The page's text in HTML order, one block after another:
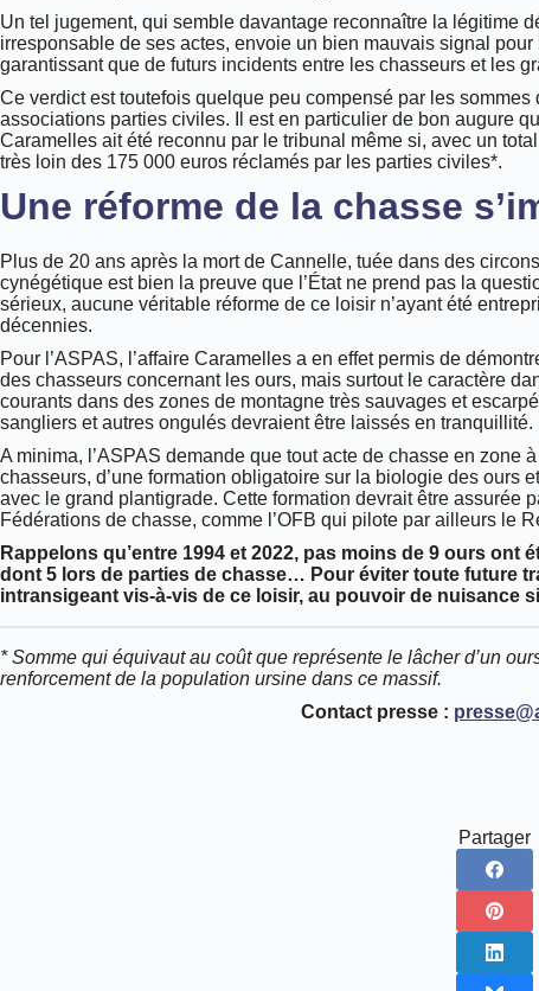
Un tel jugement, qui semble davantage reconnaître la légitime
irresponsable de ses actes, envoie un bien mauvais signal
garantissant que de futurs incidents entre les chasseurs et les
Ce verdict est toutefois quelque peu compensé par les
associations parties civiles. Il est en particulier de bon augure
Caramelles ait été reconnu par le tribunal même si, avec un
très loin des 175 000 euros réclamés par les parties civiles*.
Une réforme de la chasse
Plus de 20 ans après la mort de Cannelle, tuée dans des
cynégétique est bien la preuve que l’État ne prend pas la
sérieux, aucune véritable réforme de ce loisir n’ayant été
décennies.
Pour l’ASPAS, l’affaire Caramelles a en effet permis de
des chasseurs concernant les ours, mais surtout le caractère
courants dans des zones de montagne très sauvages et
sangliers et autres ongulés devraient être laissés en tranquillité.
A minima, l’ASPAS demande que tout acte de chasse en zone
chasseurs, d’une formation obligatoire sur la biologie des ours
avec le grand plantigrade. Cette formation devrait être assurée
Fédérations de chasse, comme l’OFB qui pilote par ailleurs le
Rappelons qu’entre 1994 et 2022, pas moins de 9 ours ont
dont 5 lors de parties de chasse… Pour éviter toute future
intransigeant vis-à-vis de ce loisir, au pouvoir de nuisance
* Somme qui équivaut au coût que représente le lâcher d’un
renforcement de la population ursine dans ce massif.
Contact presse :
Partager